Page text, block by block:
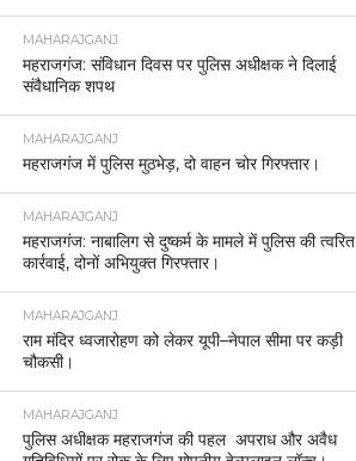
MAHARAJGANJ
महराजगंज: संविधान दिवस पर पुलिस अधीक्षक ने दिलाई
संवैधानिक शपथ
MAHARAJGANJ
महराजगंज में पुलिस मुठभेड़, दो वाहन चोर गिरफ्तार।
MAHARAJGANJ
महराजगंज: नाबालिग से दुष्कर्म के मामले में पुलिस की त्वरित
कार्रवाई, दोनों अभियुक्त गिरफ्तार।
MAHARAJGANJ
राम मंदिर ध्वजारोहण को लेकर यूपी–नेपाल सीमा पर कड़ी
चौकसी।
MAHARAJGANJ
पुलिस अधीक्षक महराजगंज की पहल अपराध और अवैध